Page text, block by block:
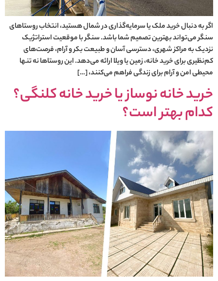
اگر به دنبال خرید ملک یا سرمایه‌گذاری در شمال هستید، انتخاب روستاهای
سنگر می‌تواند بهترین تصمیم شما باشد. سنگر با موقعیت استراتژیک
نزدیک به مراکز شهری، دسترسی آسان و طبیعت بکر و آرام، فرصت‌های
کم‌نظیری برای خرید خانه، زمین یا ویلا ارائه می‌دهد. این روستاها نه تنها
محیطی امن و آرام برای زندگی فراهم می‌کنند، […]
خرید خانه نوساز یا خرید خانه کلنگی؟
کدام بهتر است؟